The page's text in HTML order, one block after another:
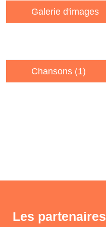
Galerie d'images
Chansons (1)
Les partenaires